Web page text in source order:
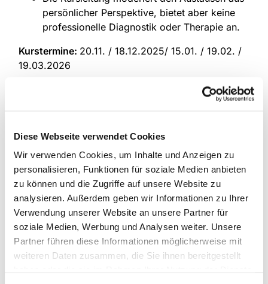
Diese Webseite verwendet Cookies
Wir verwenden Cookies, um Inhalte und Anzeigen zu
personalisieren, Funktionen für soziale Medien anbieten
zu können und die Zugriffe auf unsere Website zu
analysieren. Außerdem geben wir Informationen zu Ihrer
Verwendung unserer Website an unsere Partner für
soziale Medien, Werbung und Analysen weiter. Unsere
Partner führen diese Informationen möglicherweise mit
weiteren Daten zusammen, die Sie ihnen bereitgestellt
persönlicher Perspektive, bietet aber keine
professionelle Diagnostik oder Therapie an.
Kurstermine: 20.11. / 18.12.2025/ 15.01. / 19.02. /
19.03.2026
Uhrzeit:17:30 - 19:00 Uhr
Erster Termin:20.11.2025
Kosten:Kostenfrei. Spenden willkommen
Kursleitung:
Rosa Kochius